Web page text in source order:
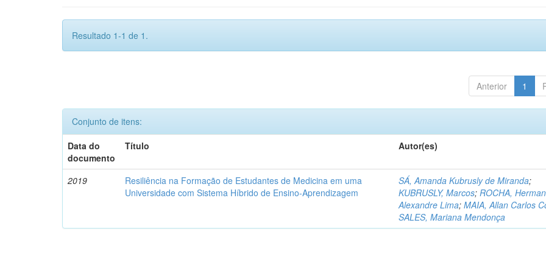
Resultado 1-1 de 1.
Anterior 1
Conjunto de itens:
Data do
documento
Título Autor(es)
2019
Resiliência na Formação de Estudantes de Medicina em uma
Universidade com Sistema Híbrido de Ensino-Aprendizagem
SÁ, Amanda Kubrusly de Miranda;
KUBRUSLY, Marcos;ROCHA,
Alexandre Lima;MAIA, Allan Carlos
SALES, Mariana Mendonça